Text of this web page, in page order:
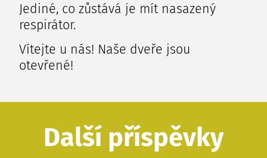
Jediné, co zůstává je mít nasazený
respirátor.
Vítejte u nás! Naše dveře jsou
otevřené!
Další příspěvky